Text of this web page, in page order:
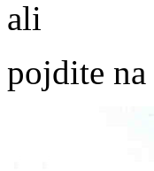
ali
pojdite na